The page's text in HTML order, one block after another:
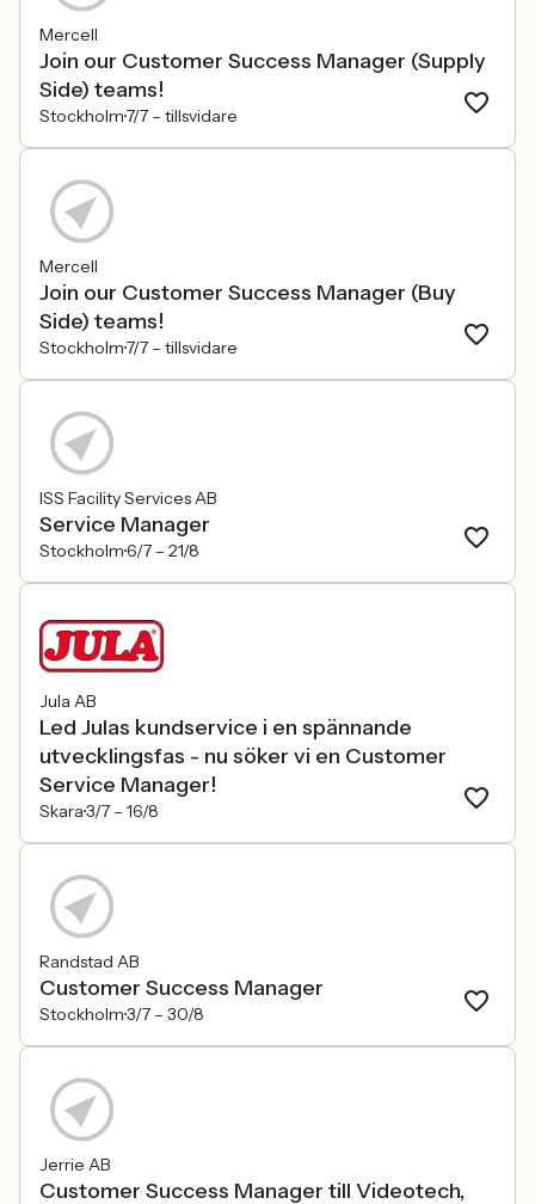
Mercell
Join our Customer Success Manager (Supply
Side) teams!
Stockholm7/7 – tillsvidare
Mercell
Join our Customer Success Manager (Buy
Side) teams!
Stockholm7/7 – tillsvidare
ISS Facility Services AB
Service Manager
Stockholm6/7 – 21/8
Jula AB
Led Julas kundservice i en spännande
utvecklingsfas - nu söker vi en Customer
Service Manager!
Skara3/7 – 16/8
Randstad AB
Customer Success Manager
Stockholm3/7 – 30/8
Jerrie AB
Customer Success Manager till Videotech,